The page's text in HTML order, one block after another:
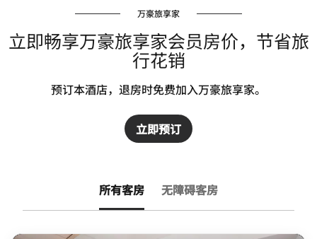
万豪旅享家
立即畅享万豪旅享家会员房价，节省旅
行花销
预订本酒店，退房时免费加入万豪旅享家。
立即预订
所有客房 无障碍客房